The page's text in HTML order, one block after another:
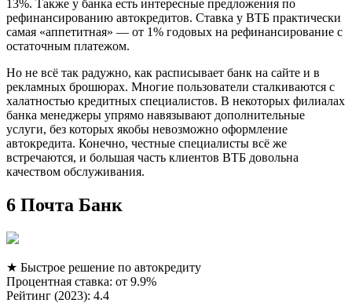
13%. Также у банка есть интересные предложения по
рефинансированию автокредитов. Ставка у ВТБ практически
самая «аппетитная» — от 1% годовых на рефинансирование с
остаточным платежом.
Но не всё так радужно, как расписывает банк на сайте и в
рекламных брошюрах. Многие пользователи сталкиваются с
халатностью кредитных специалистов. В некоторых филиалах
банка менеджеры упрямо навязывают дополнительные
услуги, без которых якобы невозможно оформление
автокредита. Конечно, честные специалисты всё же
встречаются, и большая часть клиентов ВТБ довольна
качеством обслуживания.
6 Почта Банк
★ Быстрое решение по автокредиту
Процентная ставка: от 9.9%
Рейтинг (2023): 4.4